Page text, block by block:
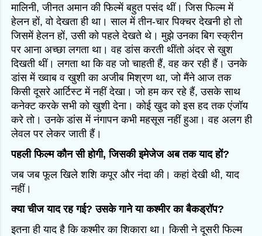
मालिनी, जीनत अमान की फिल्में बहुत पसंद थीं। जिस फिल्म में
हेलन हों, वो देखता ही था। साल में तीन-चार पिक्चर देखनी हो तो
जिसमें हेलन हों, उसी को पहले देखते थे। मुझे उनका बिग स्क्रीन
पर आना अच्छा लगता था। वह डांस करती थींतो अंदर से खुश
दिखती थीं। लगता था कि वह जो चाहती हैं, वह कर रही हैं। उनके
डांस में ख्वाब व खुशी का अजीब मिश्रण था, जो मैंने आज तक
किसी दूसरे आर्टिस्ट में नहीं देखा। जो हम कर रहे हैं, उसके साथ
कनेक्ट करके सभी को खुशी देना। कोई खुद को इस हद तक एंजॉय
करे तो। उनके डांस में नंगापन कभी महसूस नहीं हुआ। वह अलग ही
लेवल पर लेकर जाती हैं।
पहली फिल्म कौन सी होगी, जिसकी इमेजेज अब तक याद हों?
जब जब फूल खिले शशि कपूर और नंदा की। कहां देखी थी, याद
नहीं।
क्या चीज याद रह गई? उसके गाने या कश्मीर का बैकड्रॉप?
इतना ही याद है कि कश्मीर का शिकारा था। किसी ने दूसरी फिल्म